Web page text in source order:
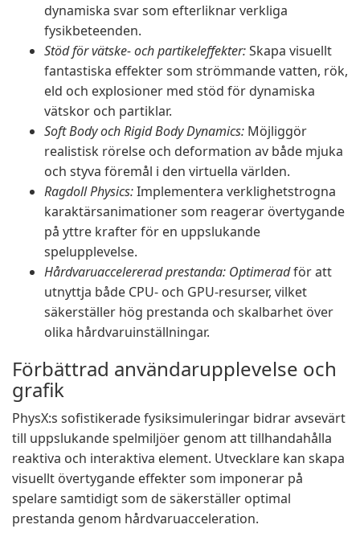
dynamiska svar som efterliknar verkliga
fysikbeteenden.
Stöd för vätske- och partikeleffekter:Skapa visuellt
fantastiska effekter som strömmande vatten, rök,
eld och explosioner med stöd för dynamiska
vätskor och partiklar.
Soft Body och Rigid Body Dynamics: Möjliggör
realistisk rörelse och deformation av både mjuka
och styva föremål i den virtuella världen.
Ragdoll Physics:Implementera verklighetstrogna
karaktärsanimationer som reagerar övertygande
på yttre krafter för en uppslukande
spelupplevelse.
Hårdvaruaccelererad prestanda: Optimeradför att
utnyttja både CPU- och GPU-resurser, vilket
säkerställer hög prestanda och skalbarhet över
olika hårdvaruinställningar.
Förbättrad användarupplevelse och
grafik
PhysX:s sofistikerade fysiksimuleringar bidrar avsevärt
till uppslukande spelmiljöer genom att tillhandahålla
reaktiva och interaktiva element. Utvecklare kan skapa
visuellt övertygande effekter som imponerar på
spelare samtidigt som de säkerställer optimal
prestanda genom hårdvaruacceleration.